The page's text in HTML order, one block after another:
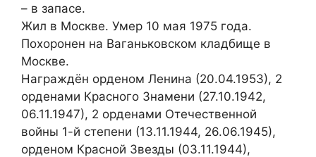
– в запасе.
Жил в Москве. Умер 10 мая 1975 года.
Похоронен на Ваганьковском кладбище в
Москве.
Награждён орденом Ленина (20.04.1953), 2
орденами Красного Знамени (27.10.1942,
06.11.1947), 2 орденами Отечественной
войны 1-й степени (13.11.1944, 26.06.1945),
орденом Красной Звезды (03.11.1944),